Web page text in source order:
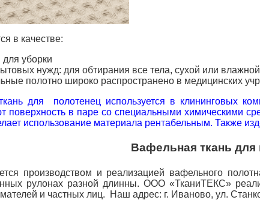
в качестве:
для уборки
нужд: для обтирания все тела, сухой или влажной
полотно широко распространено в медицинских
для полотенец используется в клининговых
поверхность в паре со специальными химическими
использование материала рентабельным. Также
Вафельная ткань
производством и реализацией вафельного
рулонах разной длинны. ООО «ТканиТЕКС»
и частных лиц. Наш адрес: г. Иваново, ул.